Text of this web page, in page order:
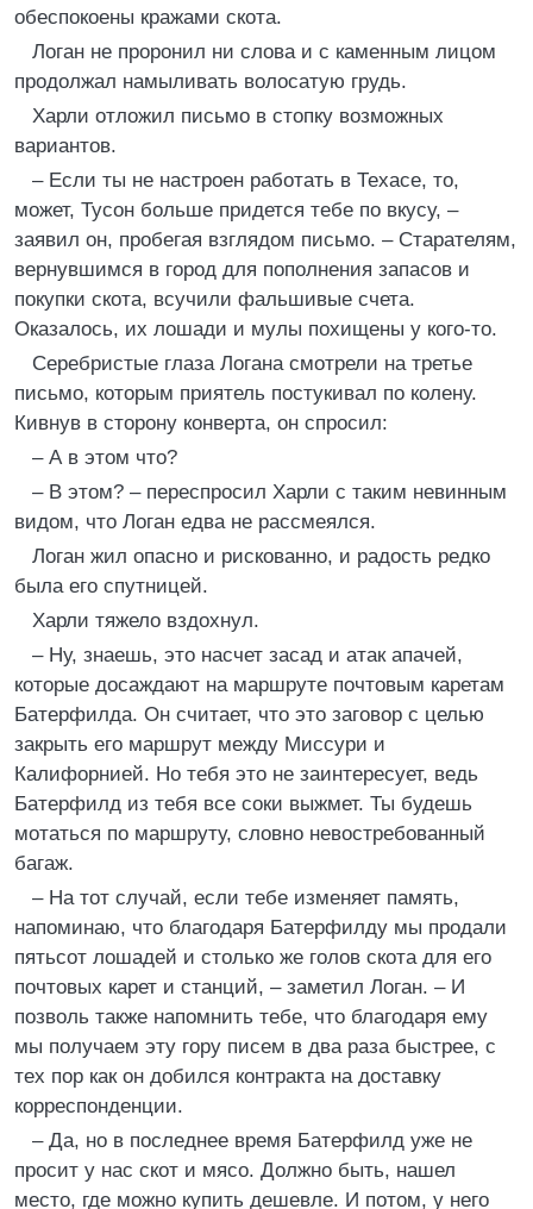
обеспокоены кражами скота.
Логан не проронил ни слова и с каменным лицом
продолжал намыливать волосатую грудь.
Харли отложил письмо в стопку возможных
вариантов.
– Если ты не настроен работать в Техасе, то,
может, Тусон больше придется тебе по вкусу, –
заявил он, пробегая взглядом письмо. – Старателям,
вернувшимся в город для пополнения запасов и
покупки скота, всучили фальшивые счета.
Оказалось, их лошади и мулы похищены у кого-то.
Серебристые глаза Логана смотрели на третье
письмо, которым приятель постукивал по колену.
Кивнув в сторону конверта, он спросил:
– А в этом что?
– В этом? – переспросил Харли с таким невинным
видом, что Логан едва не рассмеялся.
Логан жил опасно и рискованно, и радость редко
была его спутницей.
Харли тяжело вздохнул.
– Ну, знаешь, это насчет засад и атак апачей,
которые досаждают на маршруте почтовым каретам
Батерфилда. Он считает, что это заговор с целью
закрыть его маршрут между Миссури и
Калифорнией. Но тебя это не заинтересует, ведь
Батерфилд из тебя все соки выжмет. Ты будешь
мотаться по маршруту, словно невостребованный
багаж.
– На тот случай, если тебе изменяет память,
напоминаю, что благодаря Батерфилду мы продали
пятьсот лошадей и столько же голов скота для его
почтовых карет и станций, – заметил Логан. – И
позволь также напомнить тебе, что благодаря ему
мы получаем эту гору писем в два раза быстрее, с
тех пор как он добился контракта на доставку
корреспонденции.
– Да, но в последнее время Батерфилд уже не
просит у нас скот и мясо. Должно быть, нашел
место, где можно купить дешевле. И потом, у него